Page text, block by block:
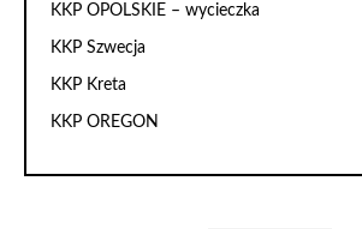
KKP OPOLSKIE – wycieczka
KKP Szwecja
KKP Kreta
KKP OREGON